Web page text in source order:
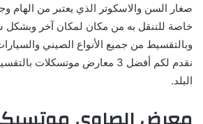
صغار السن والاسكوتر الذي يعتبر من الهام
خاصة للتنقل به من مكان لمكان آخر وبشكل
وبالتقسيط من جميع الأنواع الصيني
نقدم لكم أفضل 3 معارض
البلد.